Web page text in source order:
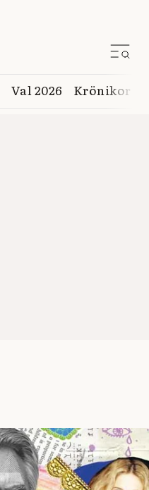
Val 2026 Krönikor